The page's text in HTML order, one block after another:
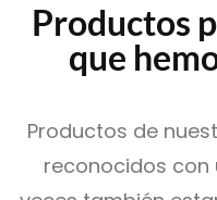
Productos
que
Productos de
reconocidos con